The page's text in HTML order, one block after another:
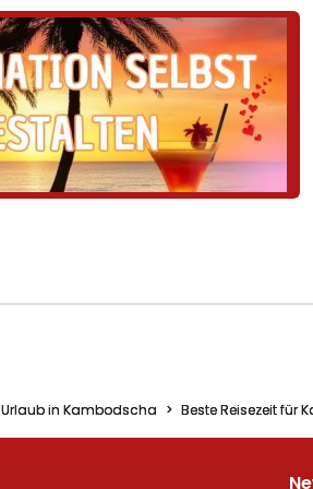
Urlaub in Kambodscha Beste Reisezeit für